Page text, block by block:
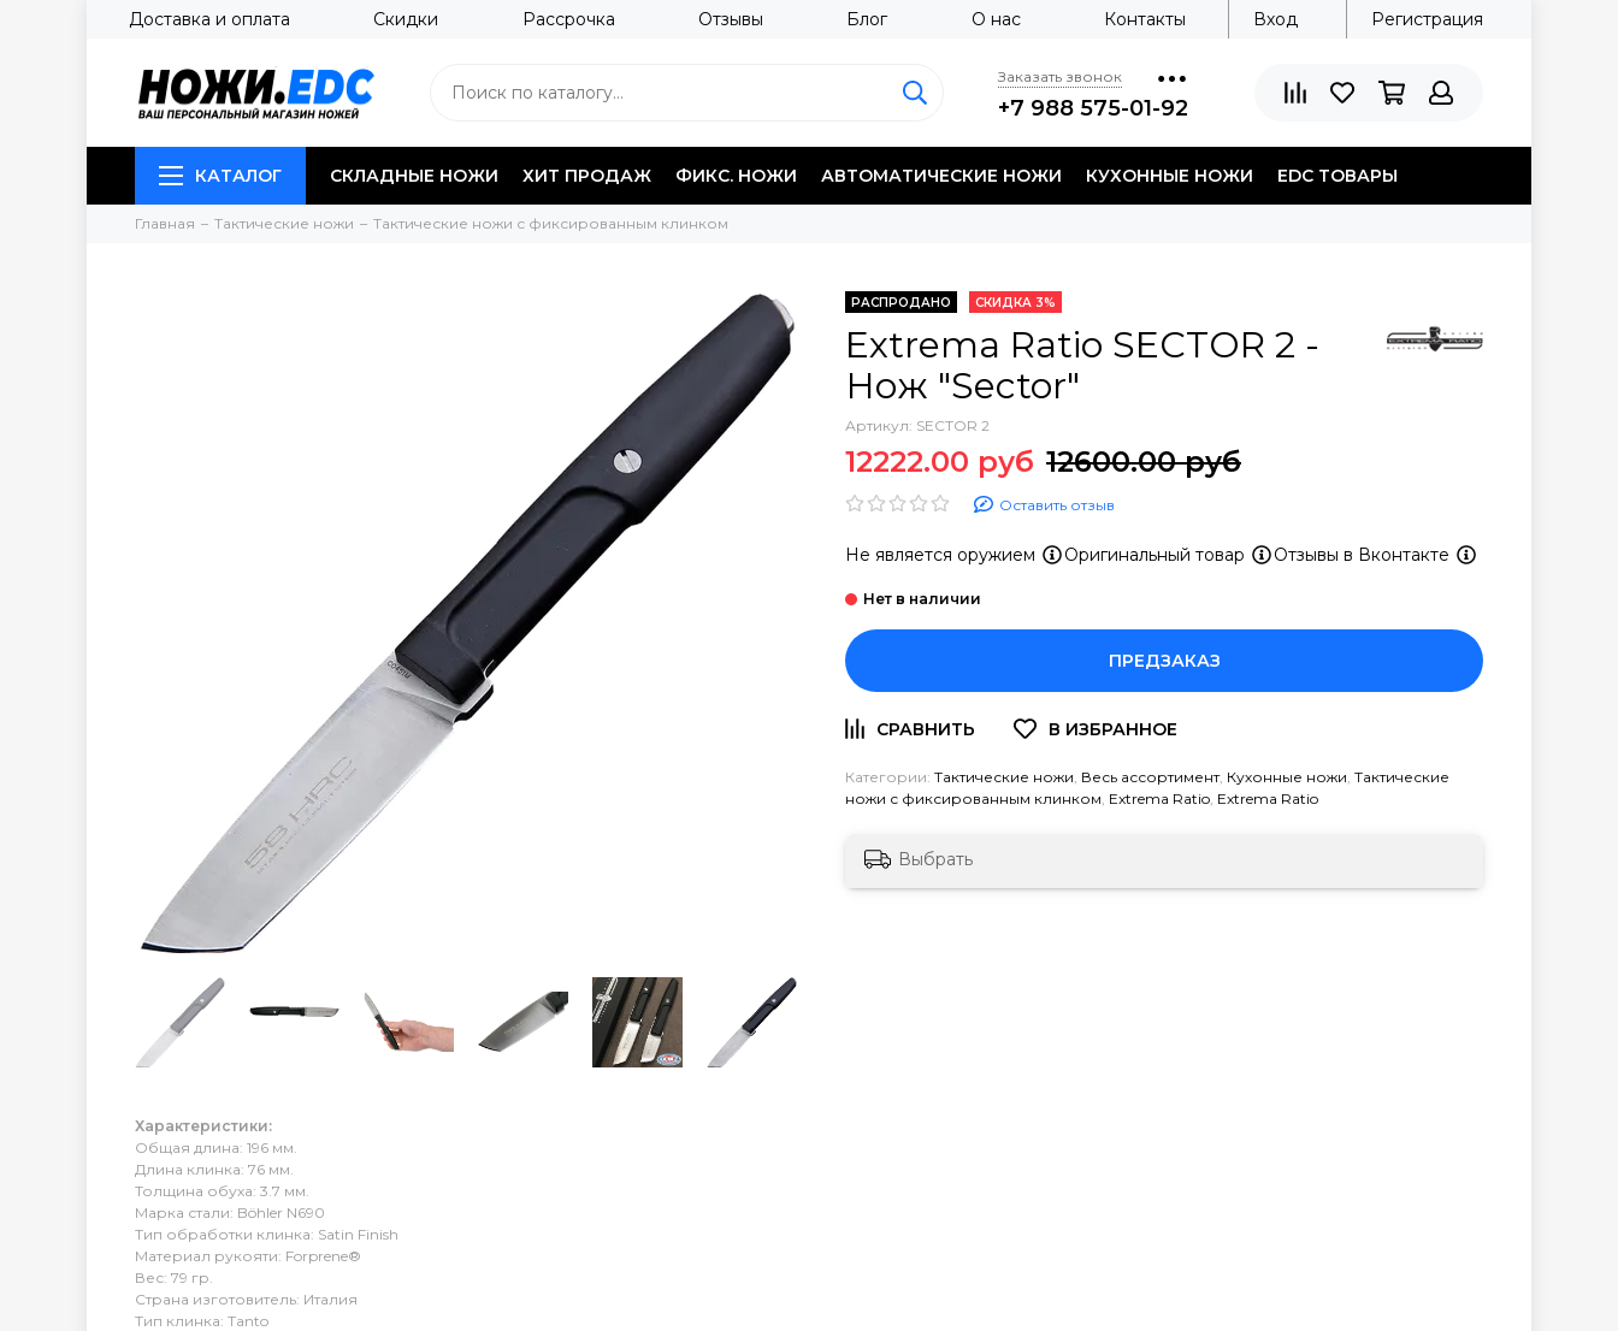
Доставка и оплата Скидки Рассрочка Отзывы Блог О нас Контакты Вход Регистрация
Заказать звонок
+7 988 575-01-92
КАТАЛОГ СКЛАДНЫЕ НОЖИ ХИТ ПРОДАЖ ФИКС. НОЖИ АВТОМАТИЧЕСКИЕ НОЖИ КУХОННЫЕ НОЖИ EDC ТОВАРЫ
Главная Тактические ножи Тактические ножи с фиксированным клинком
РАСПРОДАНО СКИДКА 3%
Extrema Ratio SECTOR 2 -
Нож "Sector"
Артикул: SECTOR 2
12222.00 руб 12600.00 руб
Оставить отзыв
Не является оружием Оригинальный товар Отзывы в Вконтакте
ПРЕДЗАКАЗ
Категории: Тактические ножи Весь ассортимент, Кухонные ножи Тактические
ножи с фиксированным клинком Extrema Ratio Extrema Ratio
Выбрать
Характеристики:
Общая длина: 196 мм.
Длина клинка: 76 мм.
Толщина обуха: 3.7 мм.
Марка стали: Böhler N690
Тип обработки клинка: Satin Finish
Материал рукояти: Forprene®
Вес: 79 гр.
Страна изготовитель: Италия
Тип клинка: Tanto